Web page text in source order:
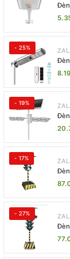
ZL-
- 25%
- 19%
Jsc
- 17%
- 27%